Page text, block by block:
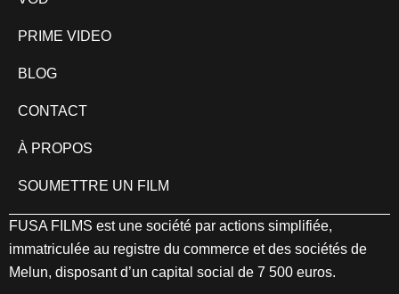
PRIME VIDEO
BLOG
CONTACT
À PROPOS
SOUMETTRE UN FILM
FUSA FILMS est une société par actions simplifiée,
immatriculée au registre du commerce et des sociétés de
Melun, disposant d’un capital social de 7 500 euros.